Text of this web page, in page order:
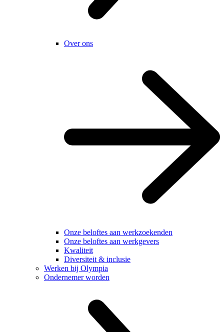
Over ons
Onze beloftes aan werkzoekenden
Onze beloftes aan werkgevers
Kwaliteit
Diversiteit & inclusie
Werken bij Olympia
Ondernemer worden